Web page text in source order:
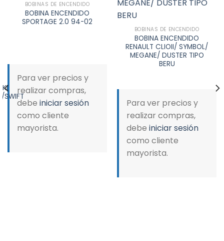
Add to
wishlist
BOBINAS DE ENCENDIDO
BOBINA ENCENDIDO
SPORTAGE 2.0 94-02
Para ver precios y
realizar compras,
debe iniciar sesión
como cliente
mayorista.
BOBINAS DE ENCENDIDO
BOBINA ENCENDIDO
RENAULT CLIOII/ SYMBOL/
MEGANE/ DUSTER TIPO
BERU
Para ver precios y
realizar compras,
debe iniciar sesión
como cliente
mayorista.
SWIFT